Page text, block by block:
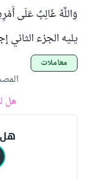
وَاللَّهُ غَالِبٌ عَلَى
يليه الجزء الثاني
معاملات
هل
هل